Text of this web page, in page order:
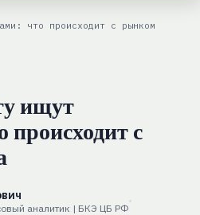
что происходит с рынком
ищут
происходит с
аналитик | БКЭ ЦБ РФ